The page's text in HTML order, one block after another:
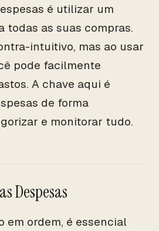
é utilizar um
todas as suas compras.
intuitivo, mas ao usar
pode facilmente
A chave aqui é
de forma
e monitorar tudo.
Despesas
em ordem, é essencial